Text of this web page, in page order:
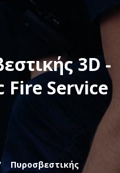
3D -
Fire Service
Πυροσβεστικής